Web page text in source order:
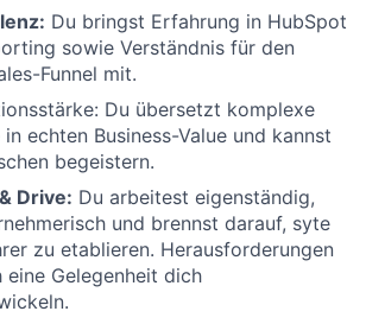
Du bringst Erfahrung in HubSpot
sowie Verständnis für den
Funnel mit.
Du übersetzt komplexe
echten Business-Value und kannst
begeistern.
Drive: Du arbeitest eigenständig,
und brennst darauf, syte
zu etablieren. Herausforderungen
eine Gelegenheit dich